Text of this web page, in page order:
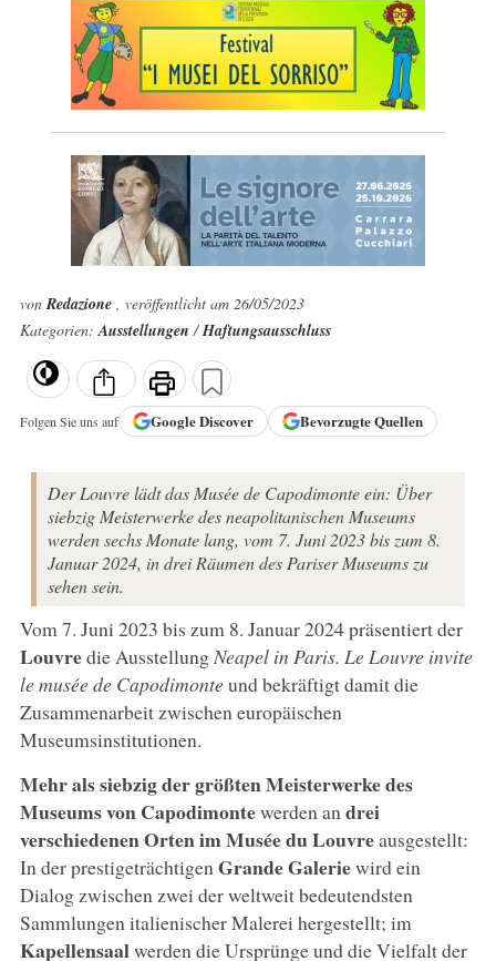
vonRedazione , veröffentlicht am 26/05/2023
Kategorien:Ausstellungen/Haftungsausschluss
Folgen Sie uns auf GoogleDiscover Bevorzugte Quellen
Der Louvre lädt das Musée de Capodimonte ein: Über
siebzig Meisterwerke des neapolitanischen Museums
werden sechs Monate lang, vom 7. Juni 2023 bis zum 8.
Januar 2024, in drei Räumen des Pariser Museums zu
sehen sein.
Vom 7. Juni 2023 bis zum 8. Januar 2024 präsentiert der
Louvredie Ausstellung Neapel in Paris. Le Louvre invite
le musée de Capodimonteund bekräftigt damit die
Zusammenarbeit zwischen europäischen
Museumsinstitutionen.
Mehr als siebzig der größten Meisterwerke des
Museums von Capodimontewerden an drei
verschiedenen Orten im Musée du Louvreausgestellt:
In der prestigeträchtigen Grande Galeriewird ein
Dialog zwischen zwei der weltweit bedeutendsten
Sammlungen italienischer Malerei hergestellt; im
Kapellensaalwerden die Ursprünge und die Vielfalt der